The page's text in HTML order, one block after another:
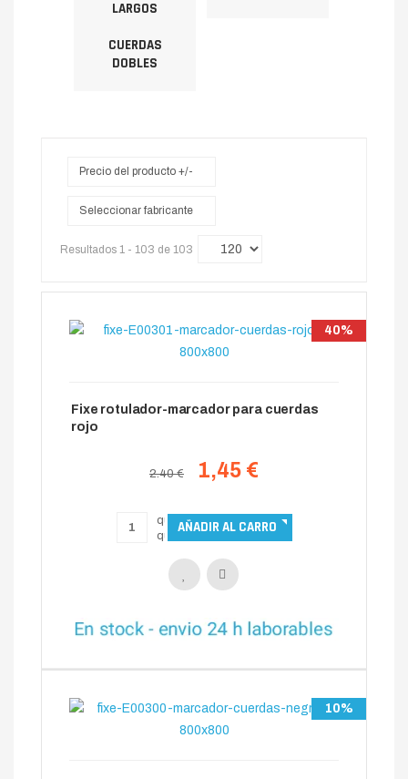
CUERDAS
DOBLES
Precio del producto +/-
Seleccionar fabricante
Resultados 1 - 103 de 103
40%
Fixe rotulador-marcador para cuerdas
rojo
2.40 € 1,45 €
10%